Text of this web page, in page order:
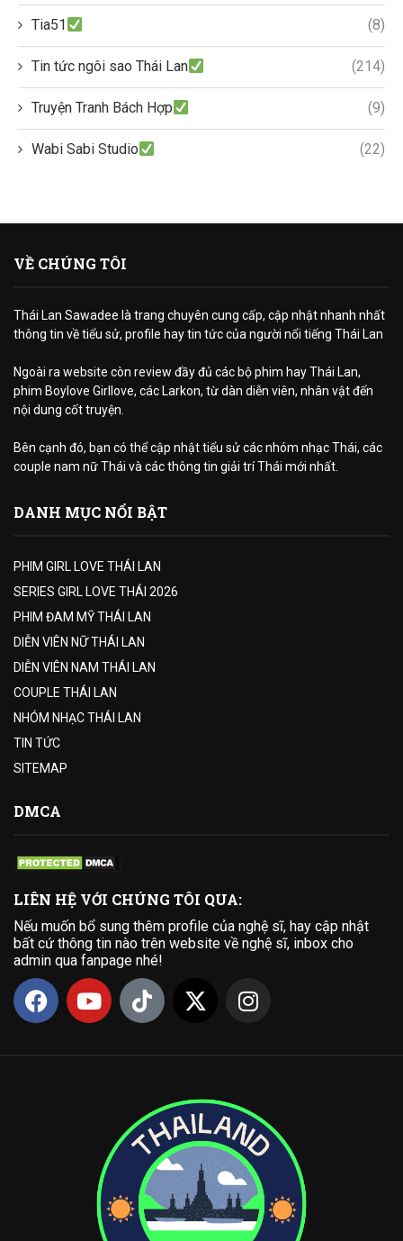
Tia51 (8)
Tin tức ngôi sao Thái Lan (214)
Truyện Tranh Bách Hợp (9)
Wabi Sabi Studio (22)
VỀ CHÚNG TÔI
Thái Lan Sawadee là trang chuyên cung cấp, cập nhật nhanh nhất
thông tin về tiểu sử, profile hay tin tức của người nổi tiếng Thái Lan
Ngoài ra website còn review đầy đủ các bộ phim hay Thái Lan,
phim Boylove Girllove, các Larkon, từ dàn diễn viên, nhân vật đến
nội dung cốt truyện.
Bên cạnh đó, bạn có thể cập nhật tiểu sử các nhóm nhạc Thái, các
couple nam nữ Thái và các thông tin giải trí Thái mới nhất.
DANH MỤC NỔI BẬT
PHIM GIRL LOVE THÁI LAN
SERIES GIRL LOVE THÁI 2026
PHIM ĐAM MỸ THÁI LAN
DIỄN VIÊN NỮ THÁI LAN
DIỄN VIÊN NAM THÁI LAN
COUPLE THÁI LAN
NHÓM NHẠC THÁI LAN
TIN TỨC
SITEMAP
DMCA
LIÊN HỆ VỚI CHÚNG TÔI QUA:
Nếu muốn bổ sung thêm profile của nghệ sĩ, hay cập nhật
bất cứ thông tin nào trên website về nghệ sĩ, inbox cho
admin qua fanpage nhé!